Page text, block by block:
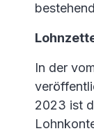
In der
2023 ist